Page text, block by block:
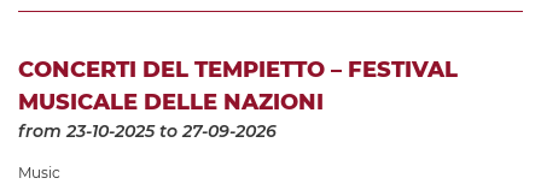
CONCERTI DEL TEMPIETTO – FESTIVAL
MUSICALE DELLE NAZIONI
from 23-10-2025to 27-09-2026
Music